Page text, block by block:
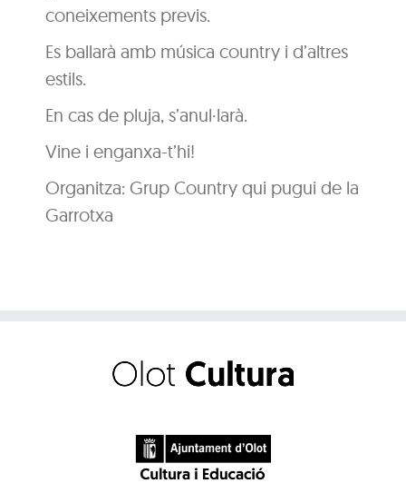
coneixements previs.
Es ballarà amb música country i d’altres
estils.
En cas de pluja, s’anul·larà.
Vine i enganxa-t’hi!
Organitza: Grup Country qui pugui de la
Garrotxa